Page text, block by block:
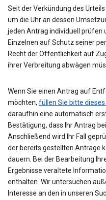
Seit der Verkündung des
um die Uhr an dessen
jeden Antrag individuell prüfen
Einzelnen auf Schutz seiner
Recht der Öffentlichkeit auf
ihrer Verbreitung abwägen
Wenn Sie einen Antrag auf
möchten, füllen Sie bitte
daraufhin eine automatisch
Bestätigung, dass Ihr Antrag
Anschließend wird Ihr Fall
der bereits gestellten Anträge
dauern. Bei der Bearbeitung
Ergebnisse veraltete
enthalten. Wir untersuchen
Interesse an den in unseren